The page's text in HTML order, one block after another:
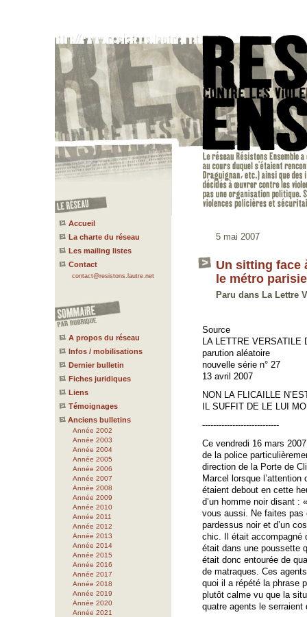
Accueil
La charte du réseau
Les mailing listes
Contact
contact@resistons.lautre.net
A propos du réseau
Infos / mobilisations
Dernier bulletin
Fiches juridiques
Liens
Témoignages
Anciens bulletins
Année 2002
Année 2003
Année 2004
Année 2005
Année 2006
Année 2007
Année 2008
Année 2009
Année 2010
Année 2011
Année 2012
Année 2013
Année 2014
Année 2015
Année 2016
Année 2017
Année 2018
Année 2019
Année 2020
Année 2021
5 mai 2007
Un sitting face
le métro
Paru dans La Lettre
Source
LA LETTRE VERSATILE
parution aléatoire
nouvelle série n° 27
13 avril 2007
NON LA FLICAILLE
IL SUFFIT DE LE LUI
----------------------------
Ce vendredi 16 mars
de la police
direction de la Porte de
Marcel lorsque
étaient debout en cette
d’un homme noir disant :
vous aussi. Ne faites pas
pardessus noir et d’un
chic. Il était accompagné
était dans une poussette
était donc entourée de
de matraques. Ces
quoi il a répété la phrase
plutôt calme vu que la
quatre agents le serraient